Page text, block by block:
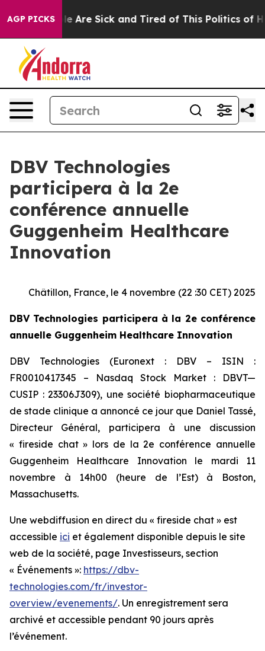
AGP PICKS
“People Are Sick and Tired of This Politics of
DBV Technologies
participera à la 2e
conférence annuelle
Guggenheim Healthcare
Innovation
Châtillon, France, le 4 novembre (22 :30 CET) 2025
DBV Technologies participera à la 2e conférence
annuelle Guggenheim Healthcare Innovation
DBV Technologies (Euronext : DBV – ISIN :
FR0010417345 – Nasdaq Stock Market : DBVT—
CUSIP : 23306J309), une société biopharmaceutique
de stade clinique a annoncé ce jour que Daniel Tassé,
Directeur Général, participera à une discussion
« fireside chat » lors de la 2e conférence annuelle
Guggenheim Healthcare Innovation le mardi 11
novembre à 14h00 (heure de l’Est) à Boston,
Massachusetts.
Une webdiffusion en direct du « fireside chat » est
accessible ici et également disponible depuis le site
web de la société, page Investisseurs, section
« Événements »: https://dbv-
technologies.com/fr/investor-
overview/evenements/. Un enregistrement sera
archivé et accessible pendant 90 jours après
l’événement.